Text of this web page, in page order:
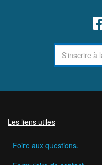
Les liens utiles
Foire aux questions.